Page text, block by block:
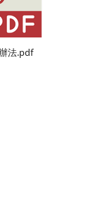
法.pdf